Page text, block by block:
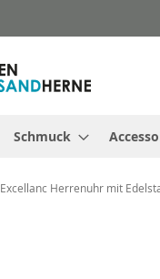
Schmuck
Excellanc Herrenuhr mit